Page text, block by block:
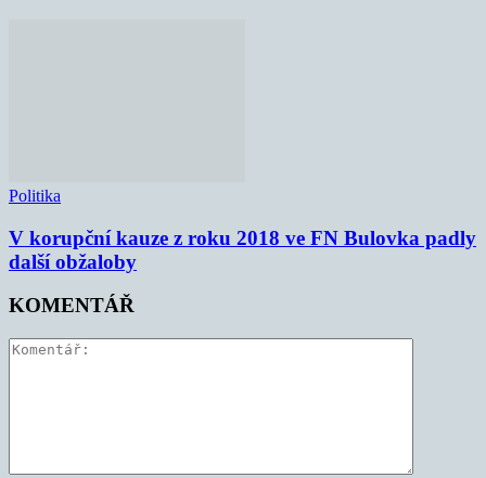
Politika
V korupční kauze z roku 2018 ve FN Bulovka padly
další obžaloby
KOMENTÁŘ